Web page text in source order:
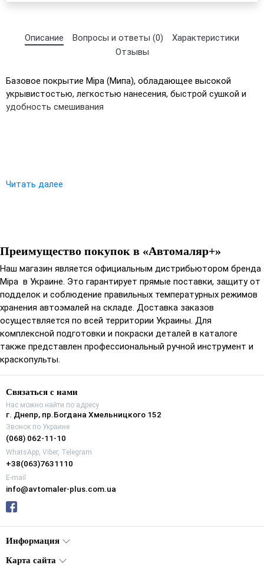
Описание Вопросы и ответы (0)
Характеристики
Отзывы
Базовое покрытие Mipa (Мипа), обладающее высокой
укрывистостью, легкостью нанесения, быстрой сушкой и
удобность смешивания
Читать далее
Преимущество покупок в «Автомаляр+»
Наш магазин является официальным дистрибьютором бренда
Mipa в Украине. Это гарантирует прямые поставки, защиту от
подделок и соблюдение правильных температурных режимов
хранения автоэмалей на складе. Доставка заказов
осуществляется по всей территории Украины. Для
комплексной подготовки и покраски деталей в каталоге
также представлен профессиональный ручной инструмент и
краскопульты.
Связаться с нами
Нас можно найти по адресу
г. Днепр, пр.Богдана Хмельницкого 152
Звонок по Украине
(068) 062-11-10
WhatsApp, Viber, Telegram
+38(063)7631110
E-mail
info@avtomaler-plus.com.ua
Информация
Карта сайта